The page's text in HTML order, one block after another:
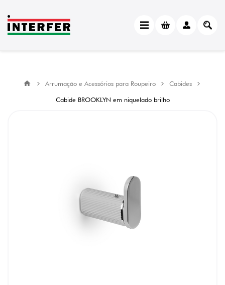
Arrumação e Acessórios para Roupeiro
Cabides
Cabide BROOKLYN em niquelado brilho